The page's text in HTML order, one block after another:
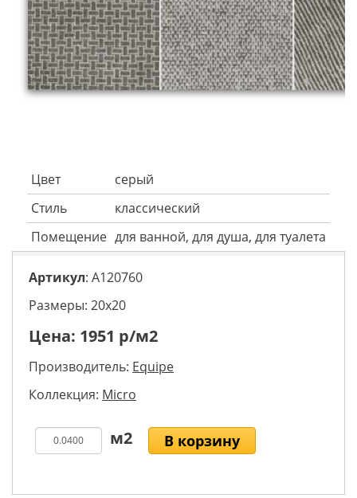
Цвет
серый
Стиль
классический
Помещение для ванной, для душа, для туалета
Артикул: A120760
Размеры: 20х20
Цена: 1951 р/м2
Производитель: Equipe
Коллекция: Micro
В корзину